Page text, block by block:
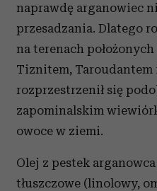
naprawdę arganowiec
przesadzania. Dlatego
na terenach
Tiznitem, Taroudantem
rozprzestrzenił się
zapominalskim
owoce w ziemi.
Olej z pestek
tłuszczowe (linolowy,